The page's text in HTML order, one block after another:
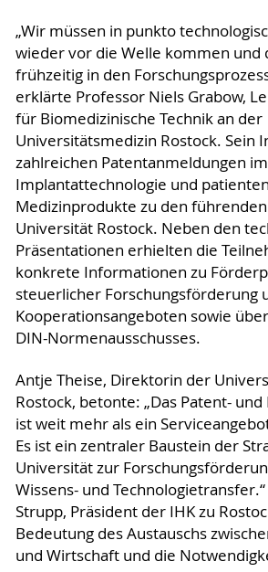
„Wir müssen in punkto
wieder vor die Welle kommen und
frühzeitig in den
erklärte Professor Niels Grabow,
für Biomedizinische Technik an der
Universitätsmedizin Rostock. Sein
zahlreichen Patentanmeldungen
Implantattechnologie und
Medizinprodukte zu den
Universität Rostock. Neben den
Präsentationen erhielten die
konkrete Informationen zu
steuerlicher Forschungsförderung
Kooperationsangeboten sowie
DIN-Normenausschusses.
Antje Theise, Direktorin der
Rostock, betonte: „Das Patent-
ist weit mehr als ein
Es ist ein zentraler Baustein der
Universität zur
Wissens- und
Strupp, Präsident der IHK zu
Bedeutung des Austauschs
und Wirtschaft und die